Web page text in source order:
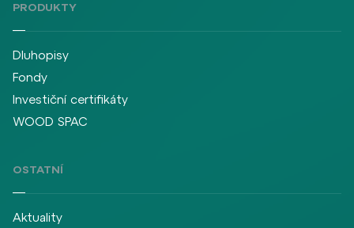
PRODUKTY
Dluhopisy
Fondy
Investiční certifikáty
WOOD SPAC
OSTATNÍ
Aktuality